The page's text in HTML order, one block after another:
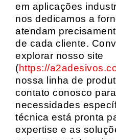
em aplicações
nos dedicamos a
atendam
de cada cliente.
explorar nosso site
(https://
nossa linha de
contato conosco
necessidades
técnica está pronta
expertise e as